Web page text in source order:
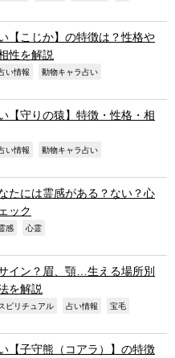
【こじか】の特徴は？性格や
性を解説
い情報 動物キャラ占い
【守りの猿】特徴・性格・相
い情報 動物キャラ占い
たには霊感がある？ない？心
ック
感 心霊
イン？眉、顎…生える場所別
を解説
ピリチュアル 占い情報 宝毛
【子守熊（コアラ）】の特徴